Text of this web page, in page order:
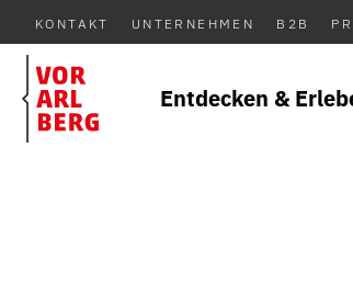
KONTAKT UNTERNEHMEN B2B
Entdecken &